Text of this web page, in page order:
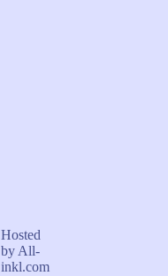
Hosted
by All-
inkl.com